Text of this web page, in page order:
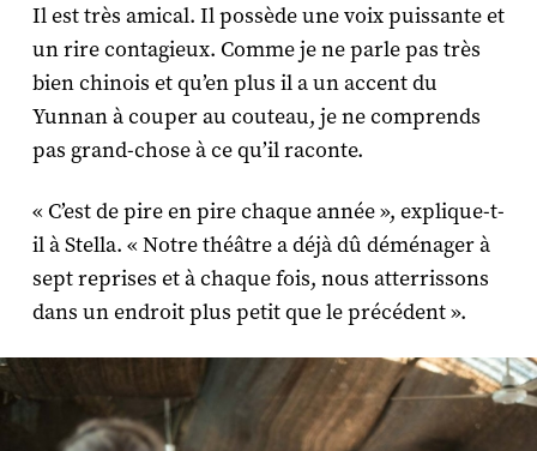
Il est très amical. Il possède une voix puissante et
un rire contagieux. Comme je ne parle pas très
bien chinois et qu’en plus il a un accent du
Yunnan à couper au couteau, je ne comprends
pas grand-chose à ce qu’il raconte.
« C’est de pire en pire chaque année », explique-t-
il à Stella. « Notre théâtre a déjà dû déménager à
sept reprises et à chaque fois, nous atterrissons
dans un endroit plus petit que le précédent ».